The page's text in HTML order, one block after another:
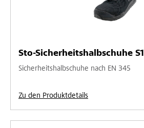
Sto-Sicherheitshalbschuhe S1
Sicherheitshalbschuhe nach EN 345
Zu den Produktdetails